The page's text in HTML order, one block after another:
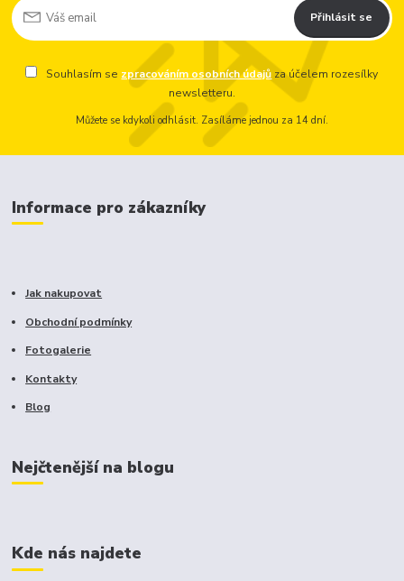
Přihlásit se
Souhlasím se zpracováním osobních údajů za účelem rozesílky
newsletteru.
Můžete se kdykoli odhlásit. Zasíláme jednou za 14 dní.
Informace pro zákazníky
Jak nakupovat
Obchodní podmínky
Fotogalerie
Kontakty
Blog
Nejčtenější na blogu
Kde nás najdete